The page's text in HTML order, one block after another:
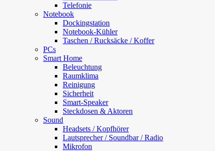
Telefonie
Notebook
Dockingstation
Notebook-Kühler
Taschen / Rucksäcke / Koffer
PCs
Smart Home
Beleuchtung
Raumklima
Reinigung
Sicherheit
Smart-Speaker
Steckdosen & Aktoren
Sound
Headsets / Kopfhörer
Lautsprecher / Soundbar / Radio
Mikrofon